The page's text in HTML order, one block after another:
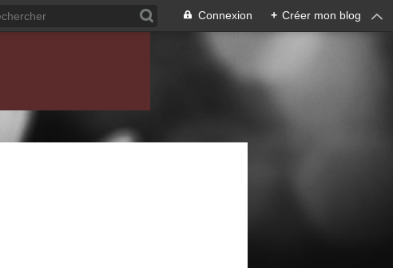
Connexion + Créer mon blog